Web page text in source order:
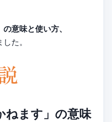
意味と使い方、
た。
ねます」の意味